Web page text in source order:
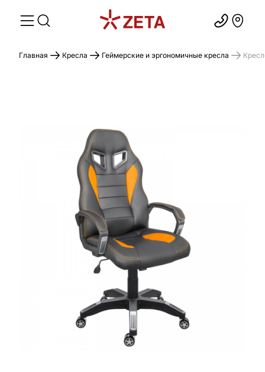
Главная Кресла Геймерские и эргономичные кресла